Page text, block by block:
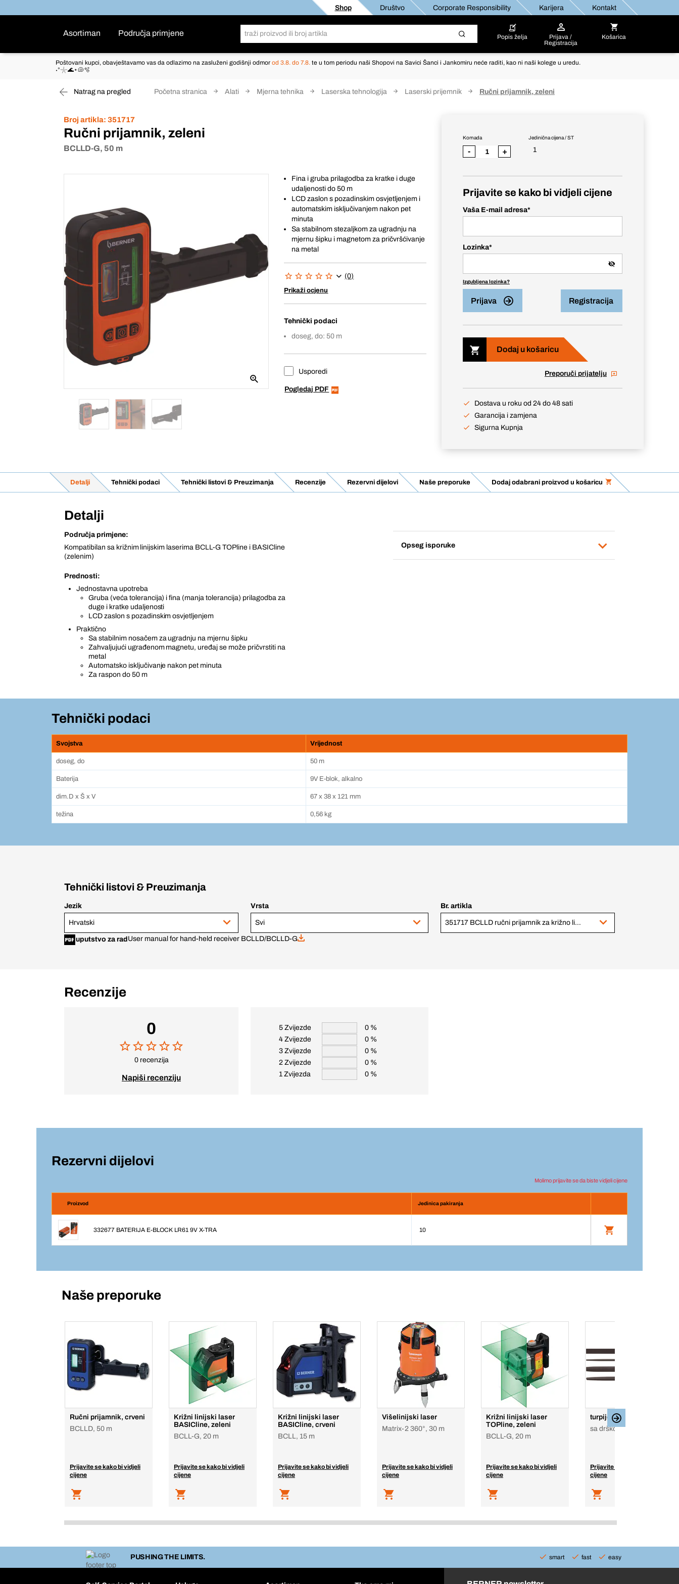
Shop Društvo Corporate Responsibility Karijera Kontakt
Asortiman Područja primjene Popis želja
Prijava /
Registracija
Košarica
Poštovani kupci, obavještavamo vas da odlazimo na zasluženi godišnji odmor od 3.8. do 7.8. te u tom periodu naši Shopovi na Savici Šanci i Jankomiru neće raditi, kao ni naši kolege u uredu.
˖°𓇼🌊⋆🐚🫧
Natrag na pregled Početna stranica Alati Mjerna tehnika Laserska tehnologija Laserski prijemnik Ručni prijamnik, zeleni
Broj artikla: 351717
Ručni prijamnik, zeleni
BCLLD-G, 50 m
Fina i gruba prilagodba za kratke i duge
udaljenosti do 50 m
LCD zaslon s pozadinskim osvjetljenjem i
automatskim isključivanjem nakon pet
minuta
Sa stabilnom stezaljkom za ugradnju na
mjernu šipku i magnetom za pričvršćivanje
na metal
(0)
Prikaži ocjenu
Tehnički podaci
doseg, do: 50 m
Usporedi
Pogledaj PDF
Jedinična cijena / ST
1
Komada
- +
Prijavite se kako bi vidjeli cijene
Vaša E-mail adresa*
Lozinka*
Izgubljena lozinka?
Prijava Registracija
Dodaj u košaricu
Preporuči prijatelju
Dostava u roku od 24 do 48 sati
Garancija i zamjena
Sigurna Kupnja
Detalji Tehnički podaci Tehnički listovi & Preuzimanja Recenzije Rezervni dijelovi Naše preporuke Dodaj odabrani proizvod u košaricu
Detalji
Područja primjene:
Kompatibilan sa križnim linijskim laserima BCLL-G TOPline i BASICline
(zelenim)
Prednosti:
Jednostavna upotreba
Gruba (veća tolerancija) i fina (manja tolerancija) prilagodba za
duge i kratke udaljenosti
LCD zaslon s pozadinskim osvjetljenjem
Praktično
Sa stabilnim nosačem za ugradnju na mjernu šipku
Zahvaljujući ugrađenom magnetu, uređaj se može pričvrstiti na
metal
Automatsko isključivanje nakon pet minuta
Za raspon do 50 m
Opseg isporuke
Tehnički podaci
Svojstva Vrijednost
doseg, do 50 m
Baterija 9V E-blok, alkalno
dim.D x Š x V 67 x 38 x 121 mm
težina 0,56 kg
Tehnički listovi & Preuzimanja
Jezik
Hrvatski
Vrsta
Svi
Br. artikla
351717 BCLLD ručni prijamnik za križno linijski laser zeleni
uputstvo za rad User manual for hand-held receiver BCLLD/BCLLD-G
Recenzije
0
0 recenzija
Napiši recenziju
5 Zvijezde
0 %
4 Zvijezde
0 %
3 Zvijezde
0 %
2 Zvijezde
0 %
1 Zvijezda
0 %
Rezervni dijelovi
Molimo prijavite se da biste vidjeli cijene
Proizvod Jedinica pakiranja
332677 BATERIJA E-BLOCK LR61 9V X-TRA 10
Naše preporuke
Ručni prijamnik, crveni
BCLLD, 50 m
Prijavite se kako bi vidjeli
cijene
Križni linijski laser
BASICline, zeleni
BCLL-G, 20 m
Prijavite se kako bi vidjeli
cijene
Križni linijski laser
BASICline, crveni
BCLL, 15 m
Prijavite se kako bi vidjeli
cijene
Višelinijski laser
Matrix-2 360°, 30 m
Prijavite se kako bi vidjeli
cijene
Križni linijski laser
TOPline, zeleni
BCLL-G, 20 m
Prijavite se kako bi vidjeli
cijene
turpije-set
sa drškom 4-djelni
Prijavite se kako bi vidjeli
cijene
PUSHING THE LIMITS. smart fast easy